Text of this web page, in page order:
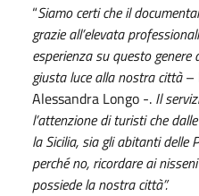
“Siamo certi che il
grazie all’elevata
esperienza su questo
giusta luce alla nostra città–
Alessandra Longo -. Il
l’attenzione di turisti che
la Sicilia, sia gli abitanti delle
perché no, ricordare ai
possiede la nostra città”.